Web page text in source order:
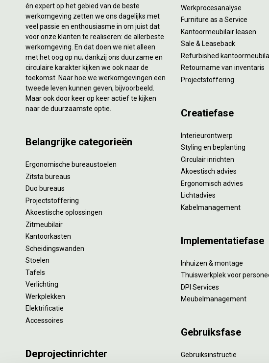
én expert op het gebied van de beste
werkomgeving zetten we ons dagelijks met
veel passie en enthousiasme in om juist dat
voor onze klanten te realiseren: de allerbeste
werkomgeving. En dat doen we niet alleen
met het oog op nu; dankzij ons duurzame en
circulaire karakter kijken we ook naar de
toekomst. Naar hoe we werkomgevingen een
tweede leven kunnen geven, bijvoorbeeld.
Maar ook door keer op keer actief te kijken
naar de duurzaamste optie.
Belangrijke categorieën
Ergonomische bureaustoelen
Zitsta bureaus
Duo bureaus
Projectstoffering
Akoestische oplossingen
Zitmeubilair
Kantoorkasten
Scheidingswanden
Stoelen
Tafels
Verlichting
Werkplekken
Elektrificatie
Accessoires
Deprojectinrichter
Werkprocesanalyse
Furniture as a Service
Kantoormeubilair leasen
Sale & Leaseback
Refurbished
Retourname van inventaris
Projectstoffering
Creatiefase
Interieurontwerp
Styling en beplanting
Circulair inrichten
Akoestisch advies
Ergonomisch advies
Lichtadvies
Kabelmanagement
Implementatiefase
Inhuizen & montage
Thuiswerkplek voor
DPI Services
Meubelmanagement
Gebruiksfase
Gebruiksinstructie